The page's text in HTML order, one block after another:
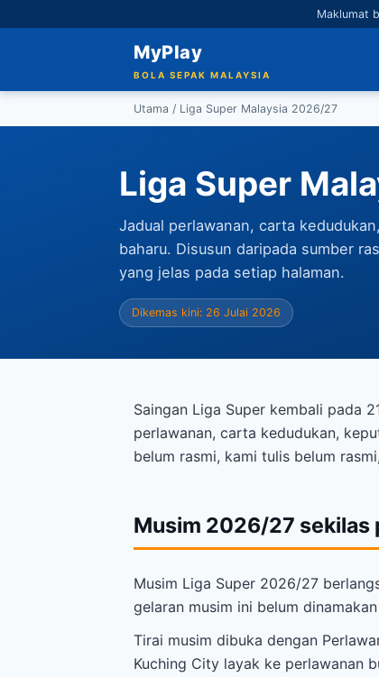
Maklumat
MyPlay
BOLA SEPAK MALAYSIA
Utama / Liga Super Malaysia 2026/27
Liga Super
Jadual perlawanan, carta
baharu. Disusun daripada sumber
yang jelas pada setiap halaman.
Dikemas kini: 26 Julai 2026
Saingan Liga Super kembali pada
perlawanan, carta kedudukan,
belum rasmi, kami tulis belum
Musim 2026/27 sekilas
Musim Liga Super 2026/27
gelaran musim ini belum
Tirai musim dibuka dengan
Kuching City layak ke perlawanan